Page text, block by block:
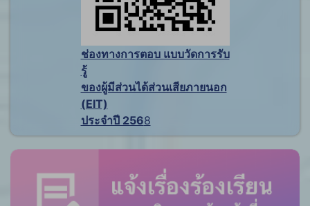
ช่องทางการตอบ แบบวัดการรับ
รู้
ของผู้มีส่วนได้ส่วนเสียภายนอก
(EIT)
ประจำปี 2568